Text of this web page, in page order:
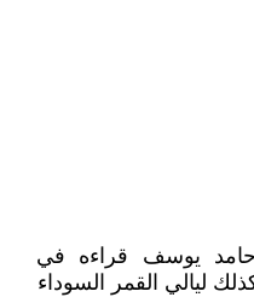
حامد يوسف قراءه في
ليالي القمر السوداء